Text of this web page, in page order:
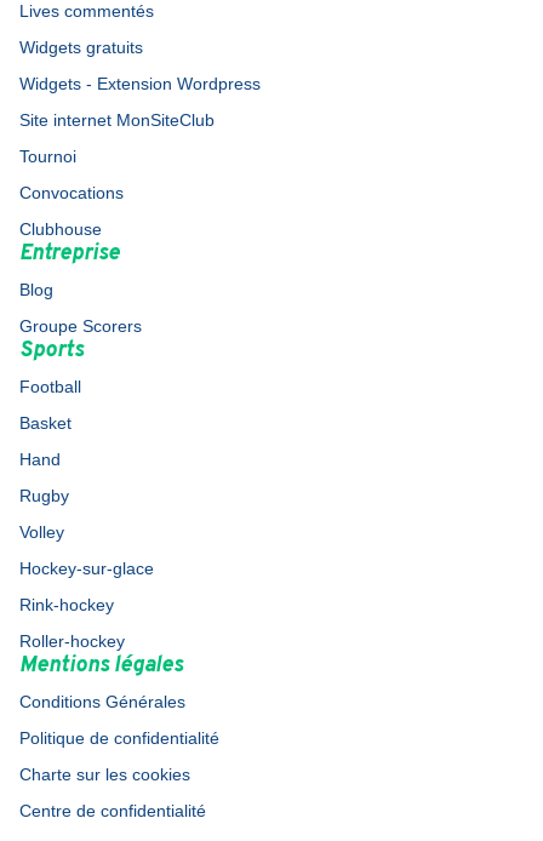
Lives commentés
Widgets gratuits
Widgets - Extension Wordpress
Site internet MonSiteClub
Tournoi
Convocations
Clubhouse
Entreprise
Blog
Groupe Scorers
Sports
Football
Basket
Hand
Rugby
Volley
Hockey-sur-glace
Rink-hockey
Roller-hockey
Mentions légales
Conditions Générales
Politique de confidentialité
Charte sur les cookies
Centre de confidentialité